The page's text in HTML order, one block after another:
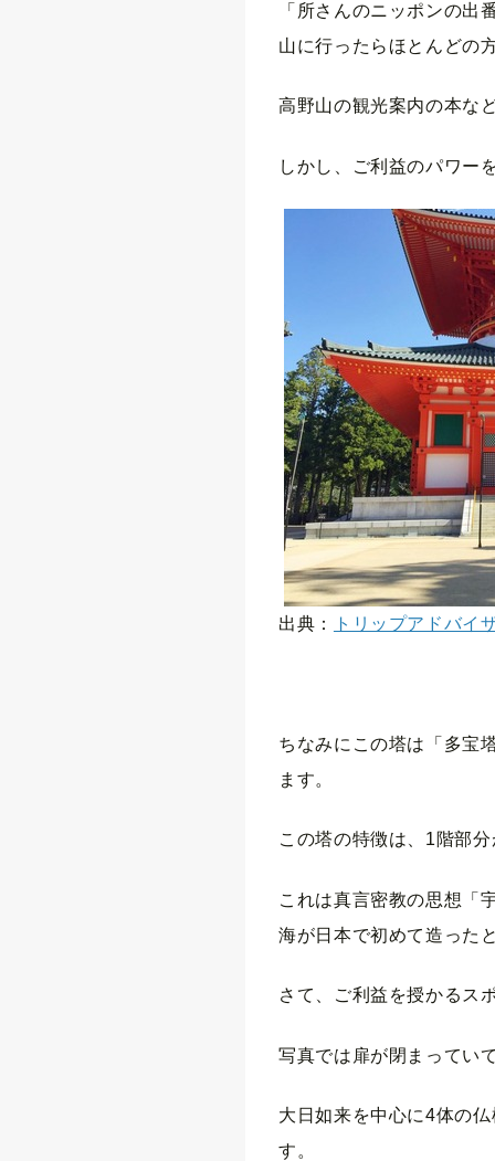
「所さんのニッポンの
山に行ったらほとんどの
高野山の観光案内の本な
しかし、ご利益のパワー
出典： トリップアドバイ
ちなみにこの塔は「多宝
ます。
この塔の特徴は、1階部
これは真言密教の思想「
海が日本で初めて造った
さて、ご利益を授かるス
写真では扉が閉まってい
大日如来を中心に4体の
す。